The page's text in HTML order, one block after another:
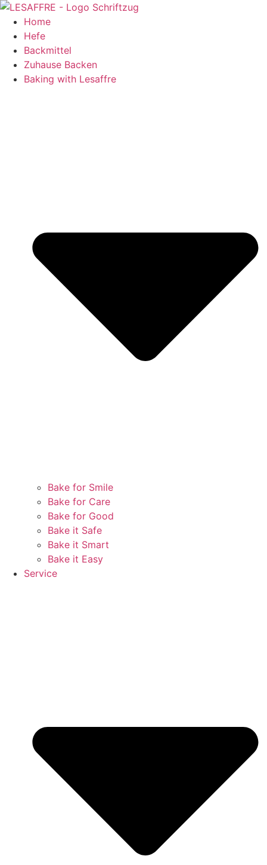
Zum
Inhalt
springen
Home
Hefe
Backmittel
Zuhause Backen
Baking with Lesaffre
Bake for Smile
Bake for Care
Bake for Good
Bake it Safe
Bake it Smart
Bake it Easy
Service